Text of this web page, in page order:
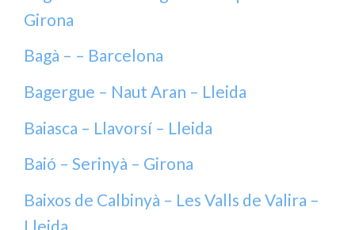
Girona
Bagà – – Barcelona
Bagergue – Naut Aran – Lleida
Baiasca – Llavorsí – Lleida
Baió – Serinyà – Girona
Baixos de Calbinyà – Les Valls de Valira –
Lleida